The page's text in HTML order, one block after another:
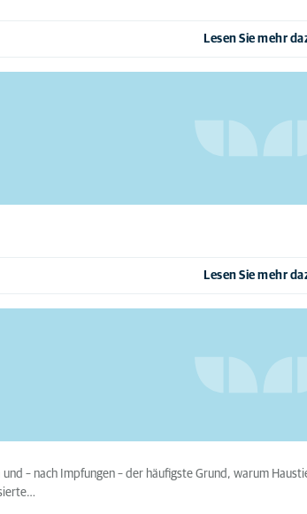
Lesen Sie mehr
Lesen Sie mehr
– nach Impfungen – der häufigste Grund, warum